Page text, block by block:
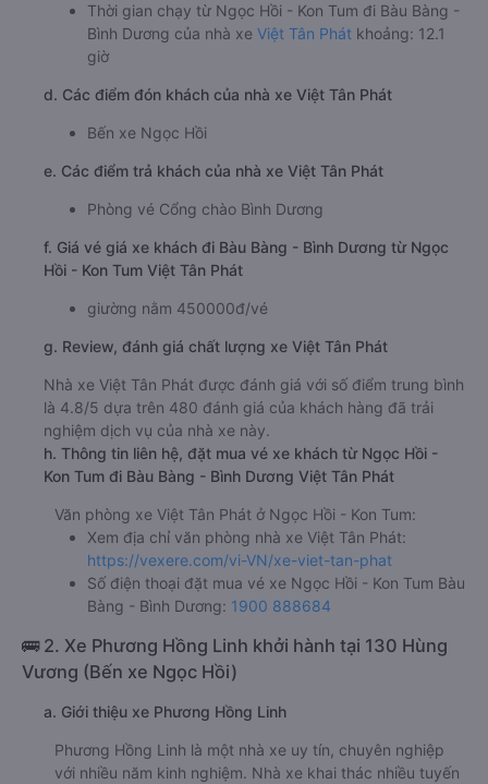
Thời gian chạy từ Ngọc Hồi - Kon Tum đi Bàu Bàng -
Bình Dương của nhà xe Việt Tân Phát khoảng: 12.1
giờ
d. Các điểm đón khách của nhà xe Việt Tân Phát
Bến xe Ngọc Hồi
e. Các điểm trả khách của nhà xe Việt Tân Phát
Phòng vé Cổng chào Bình Dương
f. Giá vé giá xe khách đi Bàu Bàng - Bình Dương từ Ngọc
Hồi - Kon Tum Việt Tân Phát
giường nằm 450000đ/vé
g. Review, đánh giá chất lượng xe Việt Tân Phát
Nhà xe Việt Tân Phát được đánh giá với số điểm trung bình
là 4.8/5 dựa trên 480 đánh giá của khách hàng đã trải
nghiệm dịch vụ của nhà xe này.
h. Thông tin liên hệ, đặt mua vé xe khách từ Ngọc Hồi -
Kon Tum đi Bàu Bàng - Bình Dương Việt Tân Phát
Văn phòng xe Việt Tân Phát ở Ngọc Hồi - Kon Tum:
Xem địa chỉ văn phòng nhà xe Việt Tân Phát:
https://vexere.com/vi-VN/xe-viet-tan-phat
Số điện thoại đặt mua vé xe Ngọc Hồi - Kon Tum Bàu
Bàng - Bình Dương: 1900 888684
🚌 2. Xe Phương Hồng Linh khởi hành tại 130 Hùng
Vương (Bến xe Ngọc Hồi)
a. Giới thiệu xe Phương Hồng Linh
Phương Hồng Linh là một nhà xe uy tín, chuyên nghiệp
với nhiều năm kinh nghiệm. Nhà xe khai thác nhiều tuyến